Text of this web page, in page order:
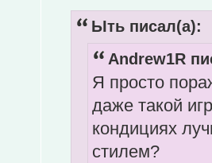
Ыть писал(а):
Andrew1R
Я просто
даже такой
кондициях
стилем?